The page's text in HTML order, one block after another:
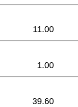
11.00
1.00
39.60